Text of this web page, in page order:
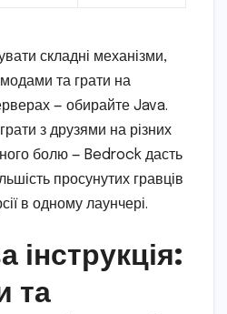
складні механізми,
та грати на
— обирайте Java.
з друзями на різних
болю — Bedrock дасть
просунутих гравців
в одному лаунчері.
інструкція:
та